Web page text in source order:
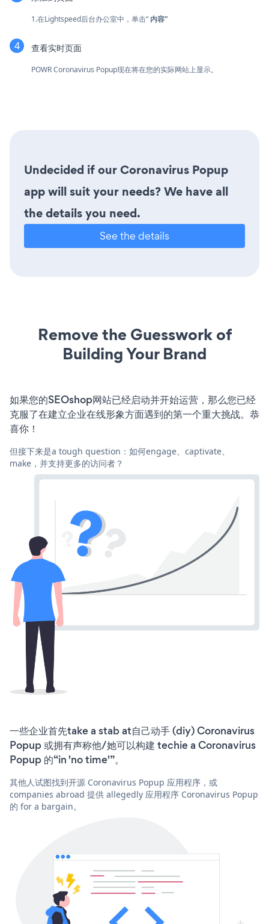
1.在Lightspeed后台办公室中，单击“ 内容”
查看实时页面
POWR Coronavirus Popup现在将在您的实际网站上显示。
Undecided if our Coronavirus Popup
app will suit your needs? We have all
the details you need.
See the details
Remove the Guesswork of
Building Your Brand
如果您的SEOshop网站已经启动并开始运营，那么您已经
克服了在建立企业在线形象方面遇到的第一个重大挑战。恭
喜你！
但接下来是a tough question：如何engage、captivate、
make，并支持更多的访问者？
一些企业首先take a stab at自己动手 (diy) Coronavirus
Popup 或拥有声称他/她可以构建 techie a Coronavirus
Popup 的“in 'no time'”。
其他人试图找到开源 Coronavirus Popup 应用程序，或
companies abroad 提供 allegedly 应用程序 Coronavirus Popup
的 for a bargain。